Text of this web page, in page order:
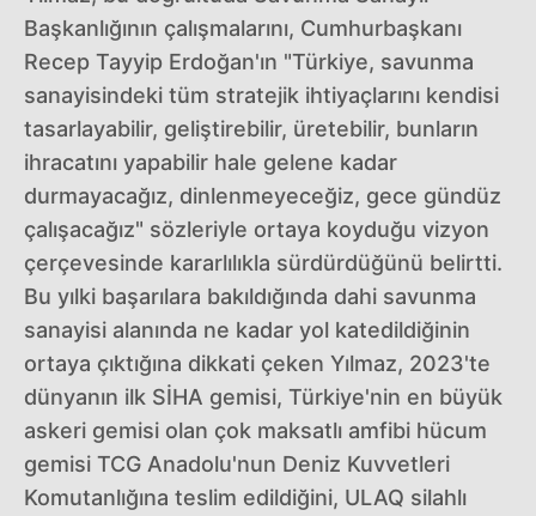
Başkanlığının çalışmalarını, Cumhurbaşkanı
Recep Tayyip Erdoğan'ın "Türkiye, savunma
sanayisindeki tüm stratejik ihtiyaçlarını kendisi
tasarlayabilir, geliştirebilir, üretebilir, bunların
ihracatını yapabilir hale gelene kadar
durmayacağız, dinlenmeyeceğiz, gece gündüz
çalışacağız" sözleriyle ortaya koyduğu vizyon
çerçevesinde kararlılıkla sürdürdüğünü belirtti.
Bu yılki başarılara bakıldığında dahi savunma
sanayisi alanında ne kadar yol katedildiğinin
ortaya çıktığına dikkati çeken Yılmaz, 2023'te
dünyanın ilk SİHA gemisi, Türkiye'nin en büyük
askeri gemisi olan çok maksatlı amfibi hücum
gemisi TCG Anadolu'nun Deniz Kuvvetleri
Komutanlığına teslim edildiğini, ULAQ silahlı